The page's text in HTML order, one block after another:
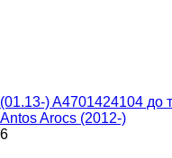
(01.13-) A4701424104 до
Antos Arocs (2012-)
6